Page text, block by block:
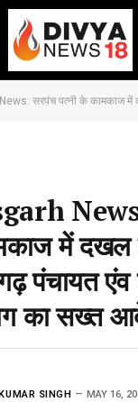
के कामकाज में दखल नहीं देंगे पति, छत्तीसगढ़
में दखल
पंचायत एंव
का सख्त
SINGH MAY 16,